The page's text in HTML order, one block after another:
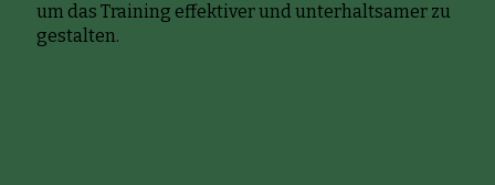
um das Training effektiver und unterhaltsamer zu
gestalten.